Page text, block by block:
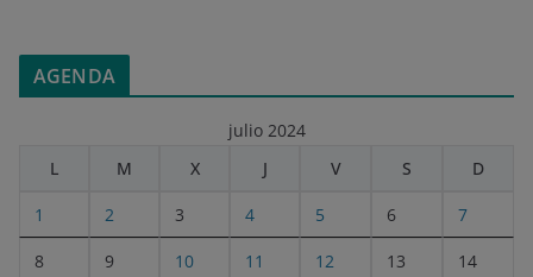
AGENDA
julio 2024
L
M X J V S D
1 2 3 4 5 6 7
8 9 10 11 12 13 14